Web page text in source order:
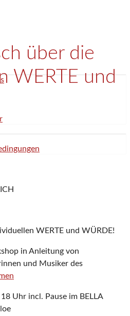
über die
WERTE und
WERTE und WÜRDE!
in Anleitung von
und Musiker des
Uhr incl. Pause im BELLA